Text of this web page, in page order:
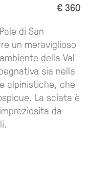
€ 360
di San
un meraviglioso
della Val
sia nella
alpinistiche, che
La sciata è
da